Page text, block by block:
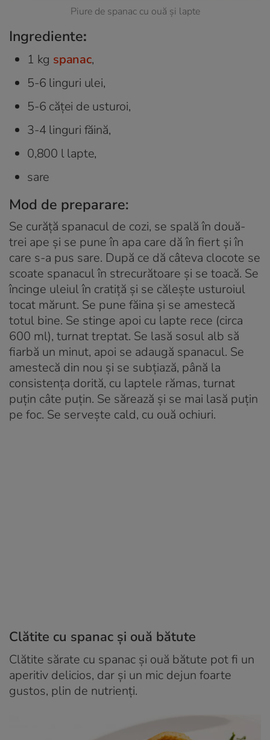
Piure de spanac cu ouă și lapte
Ingrediente:
1 kg spanac,
5-6 linguri ulei,
5-6 căţei de usturoi,
3-4 linguri făină,
0,800 l lapte,
sare
Mod de preparare:
Se curăţă spanacul de cozi, se spală în două-
trei ape şi se pune în apa care dă în fiert şi în
care s-a pus sare. După ce dă câteva clocote se
scoate spanacul în strecurătoare şi se toacă. Se
încinge uleiul în cratiţă şi se căleşte usturoiul
tocat mărunt. Se pune făina şi se amestecă
totul bine. Se stinge apoi cu lapte rece (circa
600 ml), turnat treptat. Se lasă sosul alb să
fiarbă un minut, apoi se adaugă spanacul. Se
amestecă din nou şi se subţiază, până la
consistenţa dorită, cu laptele rămas, turnat
puţin câte puţin. Se sărează şi se mai lasă puţin
pe foc. Se serveşte cald, cu ouă ochiuri.
Clătite cu spanac și ouă bătute
Clătite sărate cu spanac și ouă bătute pot fi un
aperitiv delicios, dar și un mic dejun foarte
gustos, plin de nutrienți.